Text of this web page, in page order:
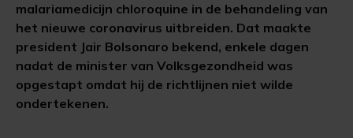
malariamedicijn chloroquine in de behandeling van
het nieuwe coronavirus uitbreiden. Dat maakte
president Jair Bolsonaro bekend, enkele dagen
nadat de minister van Volksgezondheid was
opgestapt omdat hij de richtlijnen niet wilde
ondertekenen.